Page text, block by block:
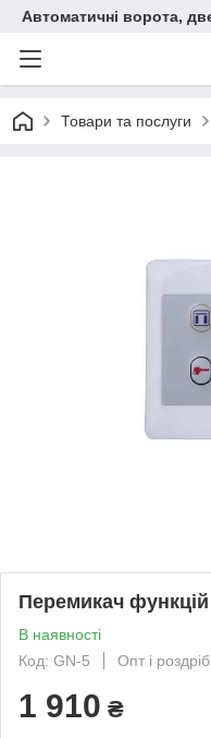
Автоматичні ворота,
Товари та послуги
Перемикач
В наявності
Код: GN-5
Опт і роздріб
1 910 ₴